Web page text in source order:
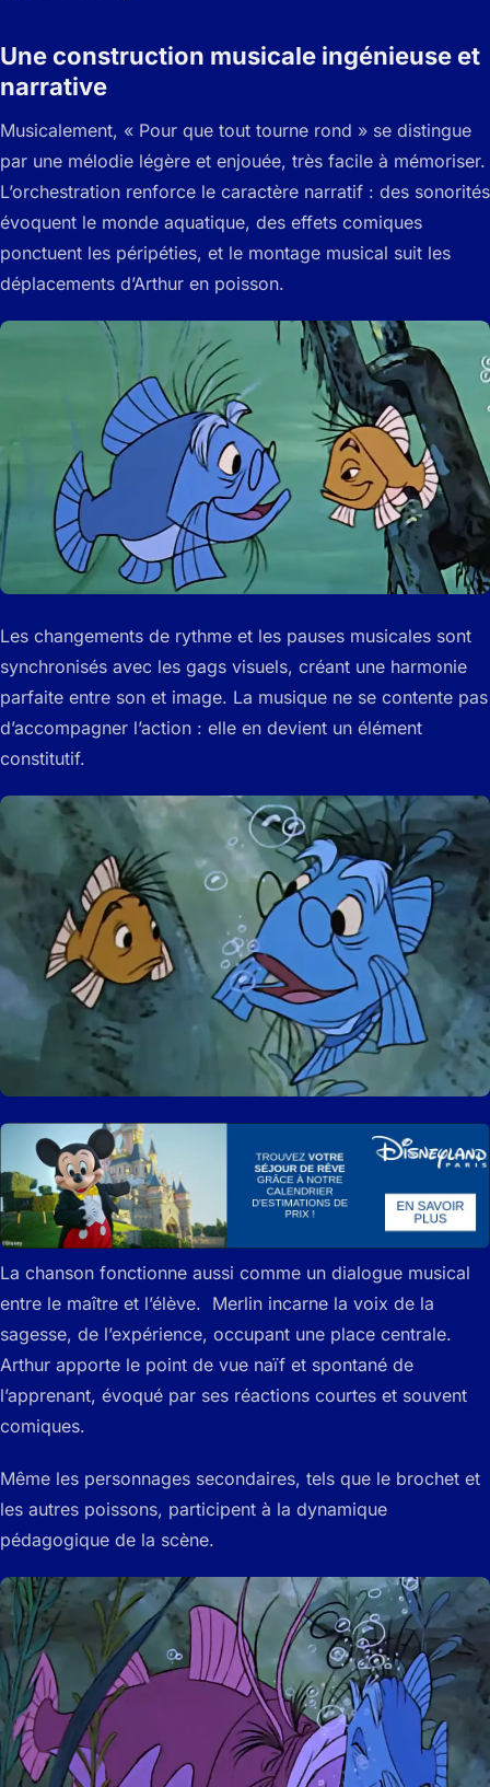
Une construction musicale ingénieuse et
narrative
Musicalement, « Pour que tout tourne rond » se distingue
par une mélodie légère et enjouée, très facile à mémoriser.
L’orchestration renforce le caractère narratif : des sonorités
évoquent le monde aquatique, des effets comiques
ponctuent les péripéties, et le montage musical suit les
déplacements d’Arthur en poisson.
Les changements de rythme et les pauses musicales sont
synchronisés avec les gags visuels, créant une harmonie
parfaite entre son et image. La musique ne se contente pas
d’accompagner l’action : elle en devient un élément
constitutif.
La chanson fonctionne aussi comme un dialogue musical
entre le maître et l’élève. Merlin incarne la voix de la
sagesse, de l’expérience, occupant une place centrale.
Arthur apporte le point de vue naïf et spontané de
l’apprenant, évoqué par ses réactions courtes et souvent
comiques.
Même les personnages secondaires, tels que le brochet et
les autres poissons, participent à la dynamique
pédagogique de la scène.